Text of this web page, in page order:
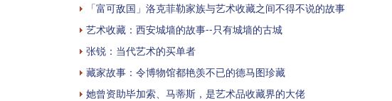
「富可敌国」洛克菲勒家族与艺术收藏之间不得不说的故事
艺术收藏：西安城墙的故事--只有城墙的古城
张锐：当代艺术的买单者
藏家故事：令博物馆都艳羡不已的德马图珍藏
她曾资助毕加索、马蒂斯，是艺术品收藏界的大佬